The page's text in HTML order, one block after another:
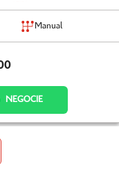
Manual
NEGOCIE